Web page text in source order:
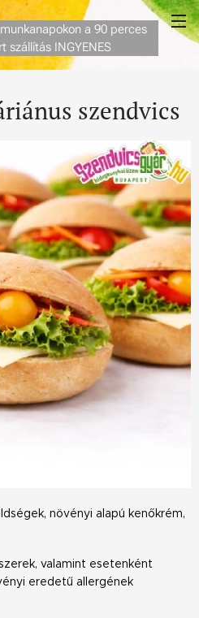
a 90 perces
szállítás INGYENES
szendvics
növényi alapú kenőkrém,
valamint esetenként
eredetű allergének